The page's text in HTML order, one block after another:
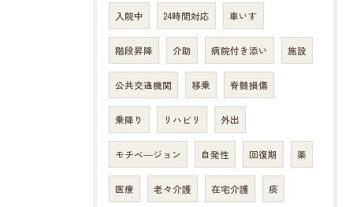
入院中 24時間対応 車いす
階段昇降 介助 病院付き添い 施設
公共交通機関 移乗 脊髄損傷
乗降り リハビリ 外出
モチベ―ジョン 自発性 回復期 薬
医療 老々介護 在宅介護 痰